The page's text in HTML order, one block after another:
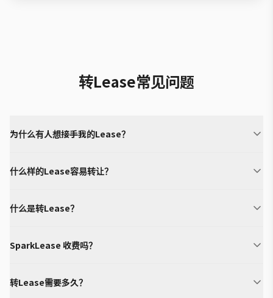
转Lease常见问题
为什么有人想接手我的Lease？
什么样的Lease容易转让？
什么是转Lease？
SparkLease 收费吗？
转Lease需要多久？